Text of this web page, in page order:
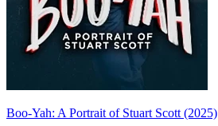
Boo-Yah: A Portrait of Stuart Scott (2025)